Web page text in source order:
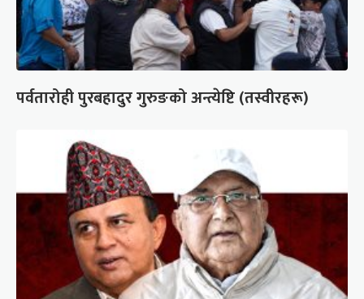
पर्वतारोही पुरबहादुर गुरुङको अन्त्येष्टि (तस्वीरहरू)